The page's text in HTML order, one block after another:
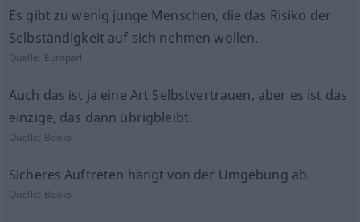
Es gibt zu wenig junge Menschen, die das Risiko der
Selbständigkeit auf sich nehmen wollen.
Quelle: Europarl
Auch das ist ja eine Art Selbstvertrauen, aber es ist das
einzige, das dann übrigbleibt.
Quelle: Books
Sicheres Auftreten hängt von der Umgebung ab.
Quelle: Books